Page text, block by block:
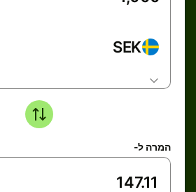
SEK
המרה ל-